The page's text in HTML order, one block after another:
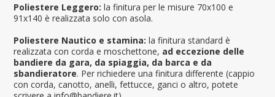
Poliestere Leggero: la finitura per le misure 70x100 e
91x140 è realizzata solo con asola.
Poliestere Nautico e stamina: la finitura standard è
realizzata con corda e moschettone, ad eccezione delle
bandiere da gara, da spiaggia, da barca e da
sbandieratore. Per richiedere una finitura differente (cappio
con corda, canotto, anelli, fettucce, ganci o altro, potete